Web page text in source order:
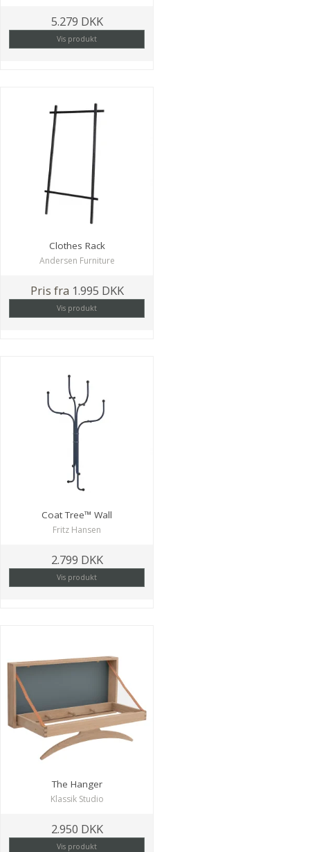
5.279 DKK
Vis produkt
Clothes Rack
Andersen Furniture
Pris fra 1.995 DKK
Vis produkt
Coat Tree™ Wall
Fritz Hansen
2.799 DKK
Vis produkt
The Hanger
Klassik Studio
2.950 DKK
Vis produkt